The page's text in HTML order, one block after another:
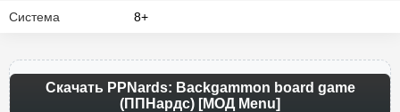
Система 8+
Скачать PPNards: Backgammon board game
(ППНардс) [МОД Menu]